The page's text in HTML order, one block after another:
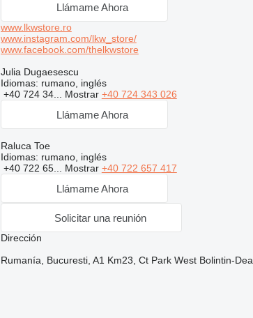
Llámame Ahora
www.lkwstore.ro
www.instagram.com/lkw_store/
www.facebook.com/thelkwstore
Julia Dugaesescu
Idiomas: rumano, inglés
+40 724 34... Mostrar +40 724 343 026
Llámame Ahora
Raluca Toe
Idiomas: rumano, inglés
+40 722 65... Mostrar +40 722 657 417
Llámame Ahora
Solicitar una reunión
Dirección
Rumanía, Bucuresti, A1 Km23, Ct Park West Bolintin-